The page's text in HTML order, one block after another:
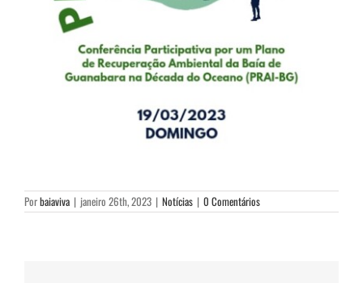
Porbaiaviva | janeiro 26th, 2023 | Notícias | 0 Comentários